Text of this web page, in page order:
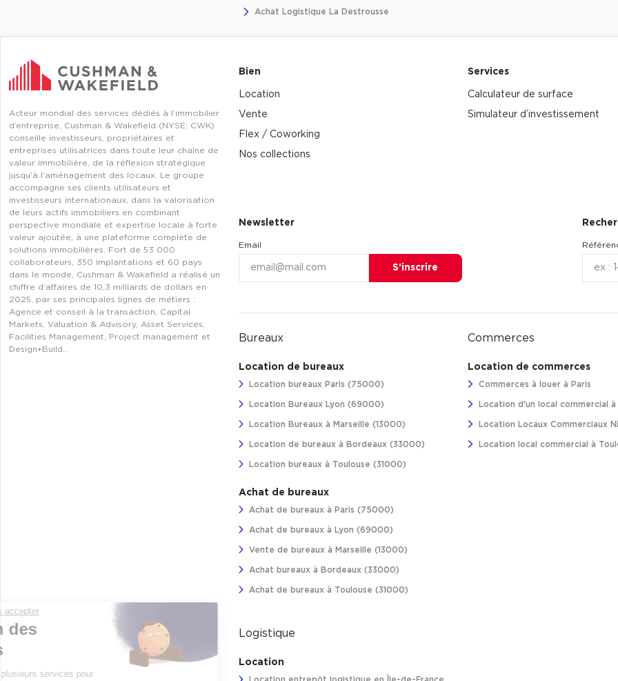
Achat Logistique La Destrousse
Acteur mondial des services dédiés à l’immobilier
d’entreprise, Cushman & Wakefield (NYSE: CWK)
conseille investisseurs, propriétaires et
entreprises utilisatrices dans toute leur chaîne de
valeur immobilière, de la réflexion stratégique
jusqu’à l’aménagement des locaux. Le groupe
accompagne ses clients utilisateurs et
investisseurs internationaux, dans la valorisation
de leurs actifs immobiliers en combinant
perspective mondiale et expertise locale à forte
valeur ajoutée, à une plateforme complète de
solutions immobilières. Fort de 53 000
collaborateurs, 350 implantations et 60 pays
dans le monde, Cushman & Wakefield a réalisé un
chiffre d’affaires de 10,3 milliards de dollars en
2025, par ses principales lignes de métiers :
Agence et conseil à la transaction, Capital
Markets, Valuation & Advisory, Asset Services,
Facilities Management, Project management et
Design+Build…
Bien
Location
Vente
Flex / Coworking
Nos collections
Services
Calculateur de surface
Simulateur d’investissement
Newsletter
Email
S’inscrire
Bureaux
Location de bureaux
Location bureaux Paris (75000)
Location Bureaux Lyon (69000)
Location Bureaux à Marseille (13000)
Location de bureaux à Bordeaux (33000)
Location bureaux à Toulouse (31000)
Achat de bureaux
Achat de bureaux à Paris (75000)
Achat de bureaux à Lyon (69000)
Vente de bureaux à Marseille (13000)
Achat bureaux à Bordeaux (33000)
Achat de bureaux à Toulouse (31000)
Commerces
Location de commerces
Commerces à louer à Paris
Location d'un local commercial
Location Locaux Commerciaux
Location local commercial à
Logistique
Location
Continuer sans accepter
Gestion des
Nous utilisons plusieurs services pour